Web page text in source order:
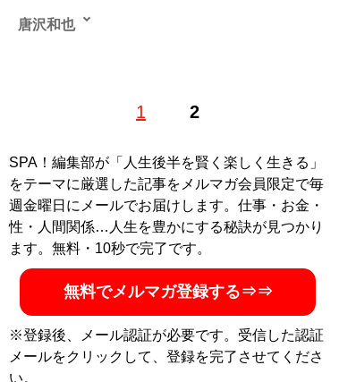
1 2
唐沢和也
SPA！編集部が「人生後半を賢く楽しく生きる」
をテーマに厳選した記事をメルマガ会員限定で毎
週金曜日にメールでお届けします。仕事・お金・
性・人間関係…人生を豊かにする秘訣が見つかり
ます。無料・10秒で完了です。
無料でメルマガ登録する⇒⇒
※登録後、メール認証が必要です。受信した認証
メールをクリックして、登録を完了させてくださ
い。